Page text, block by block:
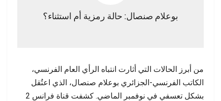
بوعلام صنصال: حالة رمزية أم استثناء؟
من أبرز الحالات التي أثارت انتباه الرأي العام الفرنسي،
الكاتب الفرنسي-الجزائري بوعلام صنصال، الذي اعتُقل
بشكل تعسفي في نوفمبر الماضي. كشفت قناة فرانس 2